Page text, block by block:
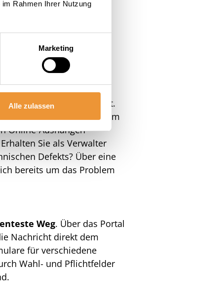
Rahmen Ihrer Nutzung
Marketing
Alle zulassen
. Ziel sollte es sein,
an einem Ort.
noch Jahre später, mit wem
Online-Aushängen
Sie als Verwalter
Defekts? Über eine
bereits um das Problem
Weg. Über das Portal
Nachricht direkt dem
für verschiedene
Wahl- und Pflichtfelder